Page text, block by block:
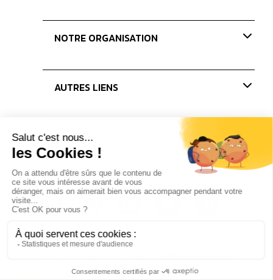
Nos missions
Les concours
NOTRE ORGANISATION
AUTRES LIENS
Presse
Partenaires
Nous rejoindre